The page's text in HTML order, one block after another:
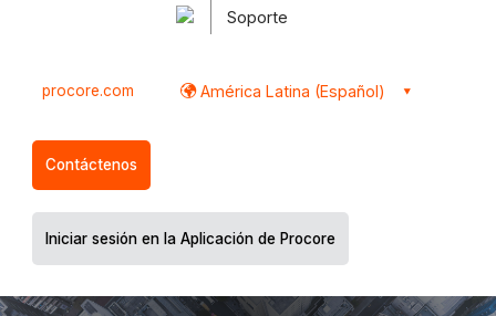
Soporte
procore.com América Latina (Español)
Contáctenos
Iniciar sesión en la Aplicación de Procore